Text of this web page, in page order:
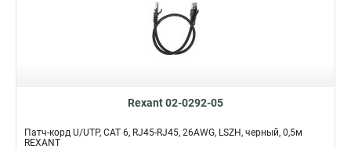
Rexant 02-0292-05
Патч-корд U/UTP, CAT 6, RJ45-RJ45, 26AWG, LSZH, черный, 0,5м
REXANT